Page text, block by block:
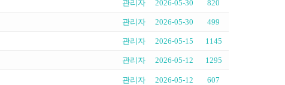
관리자 2026-05-30 820
관리자 2026-05-30 499
관리자 2026-05-15 1145
관리자 2026-05-12 1295
관리자 2026-05-12 607